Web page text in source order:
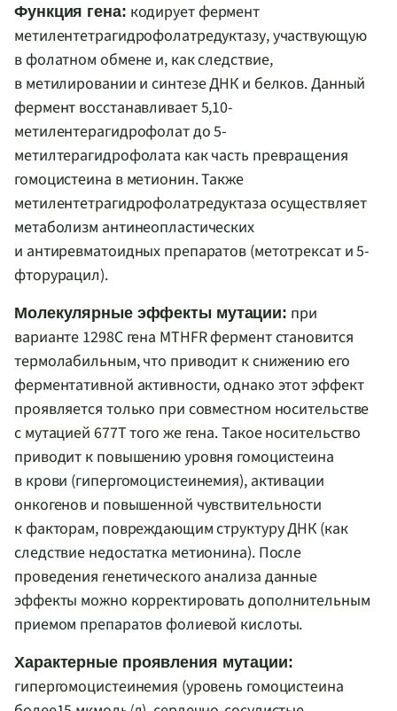
Функция гена: кодирует фермент
метилентетрагидрофолатредуктазу, участвующую
в фолатном обмене и, как следствие,
в метилировании и синтезе ДНК и белков. Данный
фермент восстанавливает 5,10-
метилентерагидрофолат до 5-
метилтерагидрофолата как часть превращения
гомоцистеина в метионин. Также
метилентетрагидрофолатредуктаза осуществляет
метаболизм антинеопластических
и антиревматоидных препаратов (метотрексат и 5-
фторурацил).
Молекулярные эффекты мутации: при
варианте 1298С гена MTHFR фермент становится
термолабильным, что приводит к снижению его
ферментативной активности, однако этот эффект
проявляется только при совместном носительстве
с мутацией 677T того же гена. Такое носительство
приводит к повышению уровня гомоцистеина
в крови (гипергомоцистеинемия), активации
онкогенов и повышенной чувствительности
к факторам, повреждающим структуру ДНК (как
следствие недостатка метионина). После
проведения генетического анализа данные
эффекты можно корректировать дополнительным
приемом препаратов фолиевой кислоты.
Характерные проявления мутации:
гипергомоцистеинемия (уровень гомоцистеина